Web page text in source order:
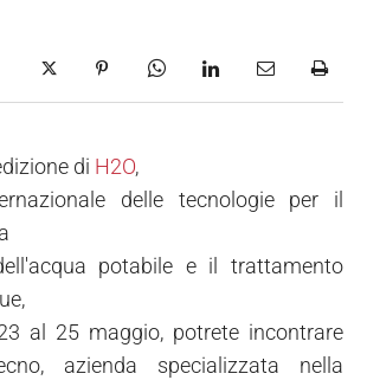
di H2O,
delle tecnologie per il
potabile e il trattamento
al 25 maggio, potrete incontrare
azienda specializzata nella